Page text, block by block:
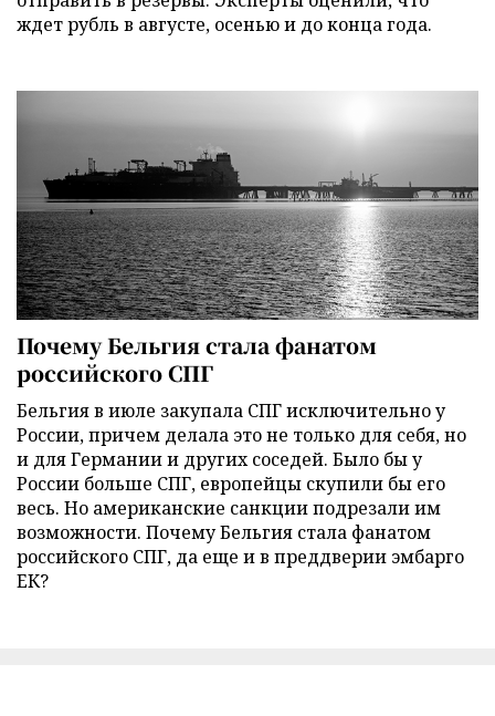
ждет рубль в августе, осенью и до конца года.
Почему Бельгия стала фанатом
российского СПГ
Бельгия в июле закупала СПГ исключительно у
России, причем делала это не только для себя, но
и для Германии и других соседей. Было бы у
России больше СПГ, европейцы скупили бы его
весь. Но американские санкции подрезали им
возможности. Почему Бельгия стала фанатом
российского СПГ, да еще и в преддверии эмбарго
ЕК?